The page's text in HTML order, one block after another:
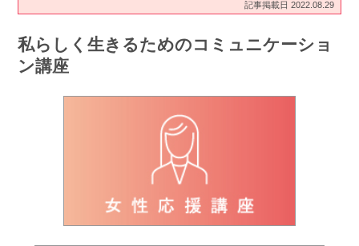
記事掲載日 2022.08.29
私らしく生きるためのコミュニケーショ
ン講座